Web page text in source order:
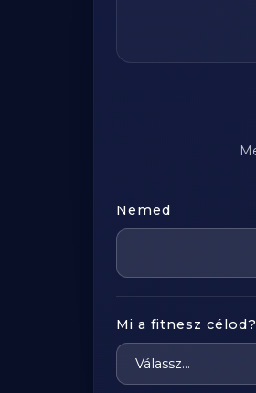
Nemed
Mi a fitnesz célod?